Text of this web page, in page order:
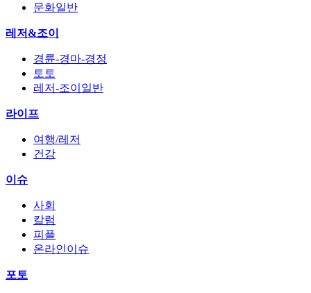
문화일반
레저&조이
경륜-경마-경정
토토
레저-조이일반
라이프
여행/레저
건강
이슈
사회
칼럼
피플
온라인이슈
포토